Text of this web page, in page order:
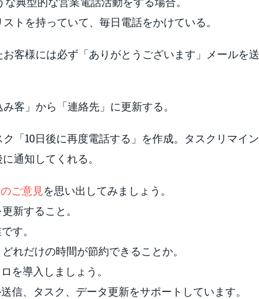
トを持っていて、毎日電話をかけている。
客様には必ず「ありがとうございます」メールを送
客」から「連絡先」に更新する。
「10日後に再度電話する」を作成。タスクリマイン
通知してくれる。
ご意見を思い出してみましょう。
新すること。
す。
れだけの時間が節約できることか。
を導入しましょう。
信、タスク、データ更新をサポートしています。